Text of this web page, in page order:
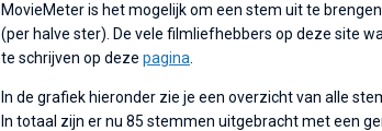
MovieMeter is het mogelijk om een stem uit te
(per halve ster). De vele filmliefhebbers op deze site
te schrijven op deze pagina
In de grafiek hieronder zie je een overzicht van alle
In totaal zijn er nu 85 stemmen uitgebracht met een